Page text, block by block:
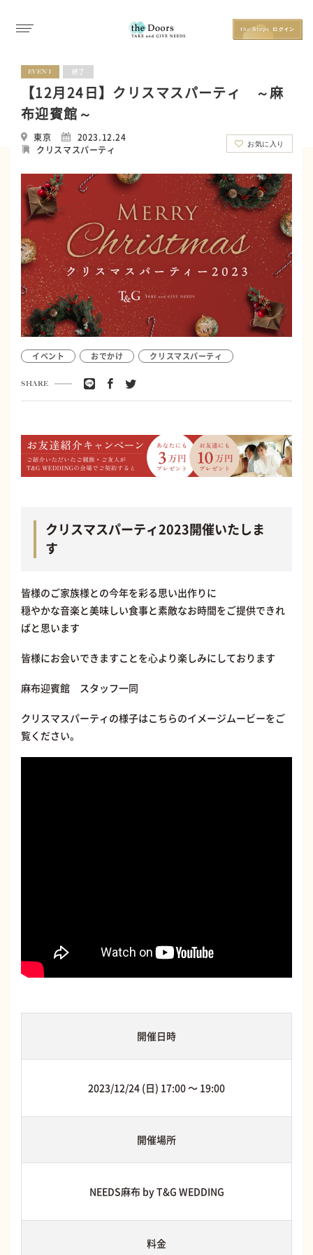
EVENT 終了
【12月24日】クリスマスパーティ ～麻
布迎賓館～
東京
2023.12.24
クリスマスパーティ
お気に入り
イベント おでかけ クリスマスパーティ
SHARE
クリスマスパーティ2023開催いたしま
す
皆様のご家族様との今年を彩る思い出作りに
穏やかな音楽と美味しい食事と素敵なお時間をご提供できれ
ばと思います
皆様にお会いできますことを心より楽しみにしております
麻布迎賓館 スタッフ一同
クリスマスパーティの様子はこちらのイメージムービーをご
覧ください。
開催日時
2023/12/24 (日) 17:00 〜 19:00
開催場所
NEEDS麻布 by T&G WEDDING
料金